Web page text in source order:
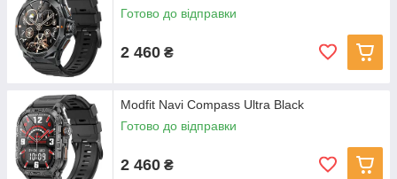
Готово до відправки
2 460 ₴
Modfit Navi Compass Ultra Black
Готово до відправки
2 460 ₴